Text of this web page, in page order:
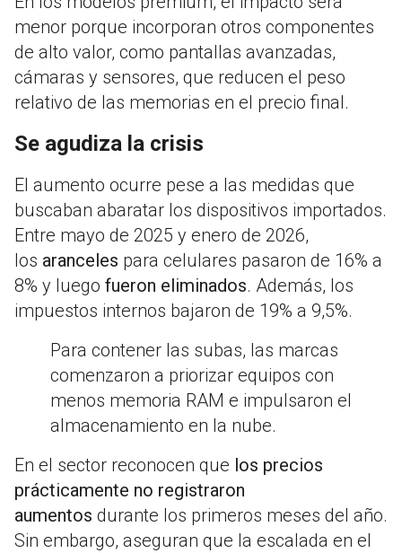
menor porque incorporan otros componentes
de alto valor, como pantallas avanzadas,
cámaras y sensores, que reducen el peso
relativo de las memorias en el precio final.
Se agudiza la crisis
El aumento ocurre pese a las medidas que
buscaban abaratar los dispositivos importados.
Entre mayo de 2025 y enero de 2026,
los aranceles para celulares pasaron de 16% a
8% y luego fueron eliminados. Además, los
impuestos internos bajaron de 19% a 9,5%.
Para contener las subas, las marcas
comenzaron a priorizar equipos con
menos memoria RAM e impulsaron el
almacenamiento en la nube.
En el sector reconocen que los precios
prácticamente no registraron
aumentos durante los primeros meses del año.
Sin embargo, aseguran que la escalada en el